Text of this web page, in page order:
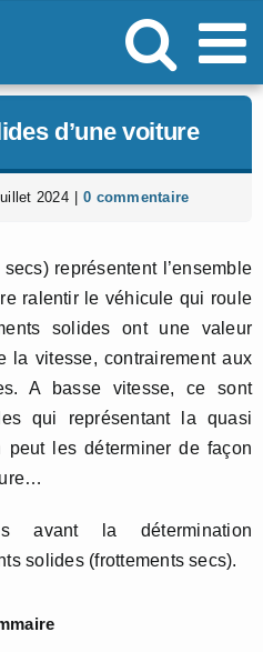
d’une voiture
2024 0 commentaire
représentent l’ensemble
ralentir le véhicule qui roule
solides ont une valeur
la vitesse, contrairement aux
A basse vitesse, ce sont
qui représentant la quasi
peut les déterminer de façon
avant la détermination
solides (frottements secs).